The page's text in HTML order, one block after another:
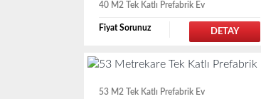
40 M2 Tek Katlı Prefabrik Ev
Fiyat Sorunuz DETAY
53 M2 Tek Katlı Prefabrik Ev